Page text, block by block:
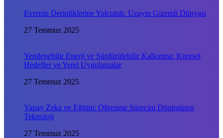
Evrenin Derinliklerine Yolculuk: Uzayın Gizemli Dünyası
27 Temmuz 2025
Yenilenebilir Enerji ve Sürdürülebilir Kalkınma: Küresel
Hedefler ve Yerel Uygulamalar
27 Temmuz 2025
Yapay Zeka ve Eğitim: Öğrenme Sürecini Dönüştüren
Teknoloji
27 Temmuz 2025